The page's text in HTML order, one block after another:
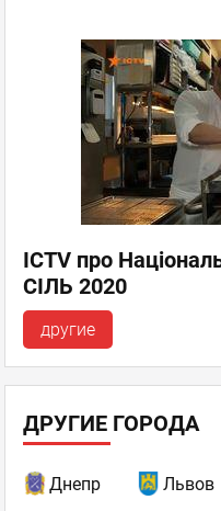
ICTV про
СІЛЬ 2020
другие
ДРУГИЕ ГОРОДА
Днепр Львов